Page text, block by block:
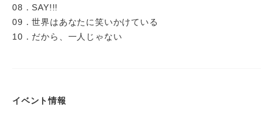
08．SAY!!!
09．世界はあなたに笑いかけている
10．だから、⼀⼈じゃない
イベント情報